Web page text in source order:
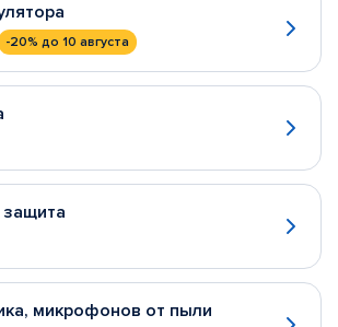
-20% до 10 августа
защита
микрофонов от пыли